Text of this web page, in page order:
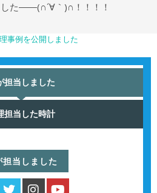
た――(∩´∀｀)∩！！！！
事例を公開しました
担当しました
担当した時計
担当しました